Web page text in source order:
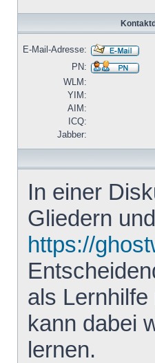
E-Mail-Adresse:
PN:
WLM:
YIM:
AIM:
ICQ:
Jabber:
In einer
Gliedern
https://
als
kann dabei
lernen.